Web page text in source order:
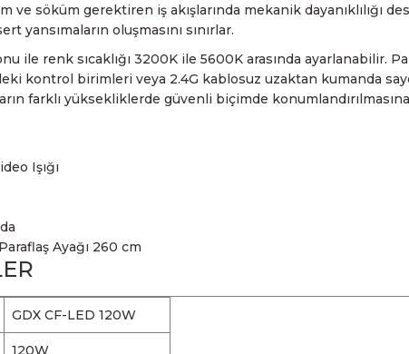
ve söküm gerektiren iş akışlarında mekanik dayanıklılığı
yansımaların oluşmasını sınırlar.
ile renk sıcaklığı 3200K ile 5600K arasında ayarlanabilir.
kontrol birimleri veya 2.4G kablosuz uzaktan kumanda
farklı yüksekliklerde güvenli biçimde
Işığı
Ayağı 260 cm
GDX CF-LED 120W
120W